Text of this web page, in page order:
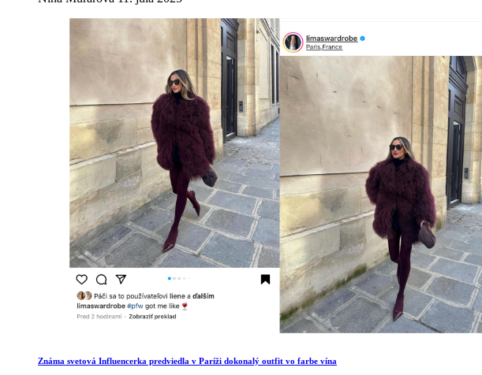
Známa svetová Influencerka predviedla v Paríži dokonalý outfit vo farbe vína